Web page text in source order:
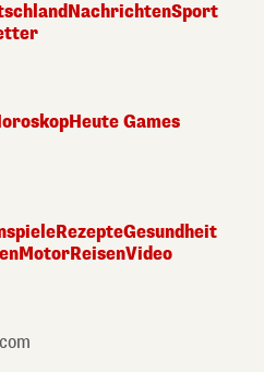
NachrichtenSport
Heute Games
RezepteGesundheit
MotorReisenVideo